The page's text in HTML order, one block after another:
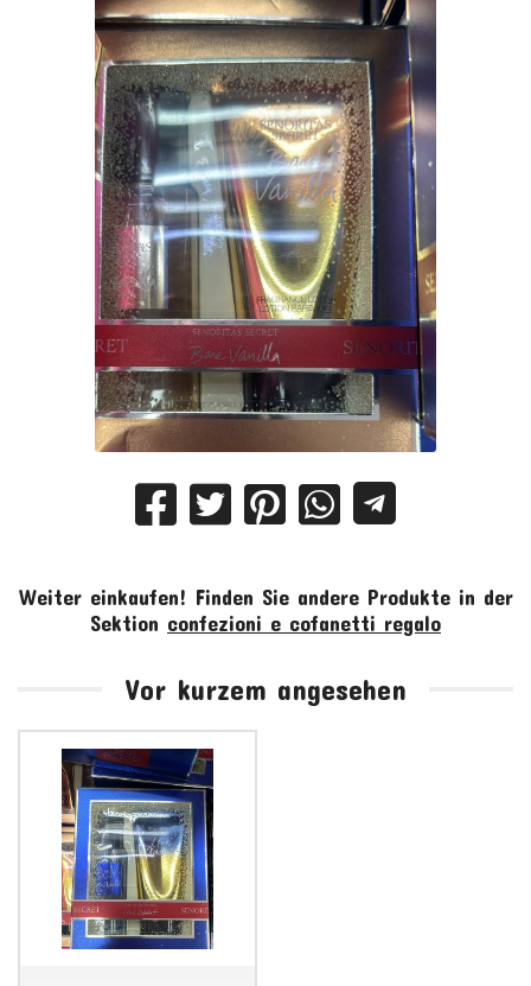
Weiter einkaufen! Finden Sie andere Produkte in der
Sektion confezioni e cofanetti regalo
Vor kurzem angesehen